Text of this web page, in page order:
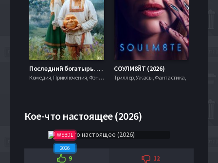
Последний богатырь. Колобок (2026)
Комедия, Приключения, Фэнтези,
СОУЛМ8ЙТ (2026)
Триллер, Ужасы, Фантастика,
Кое-что настоящее (2026)
WEBDL
2026
9 12